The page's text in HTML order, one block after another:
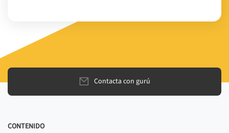
Contacta con gurú
CONTENIDO